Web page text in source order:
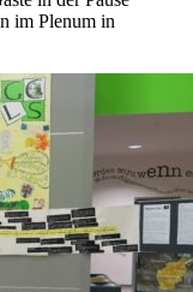
im Plenum in